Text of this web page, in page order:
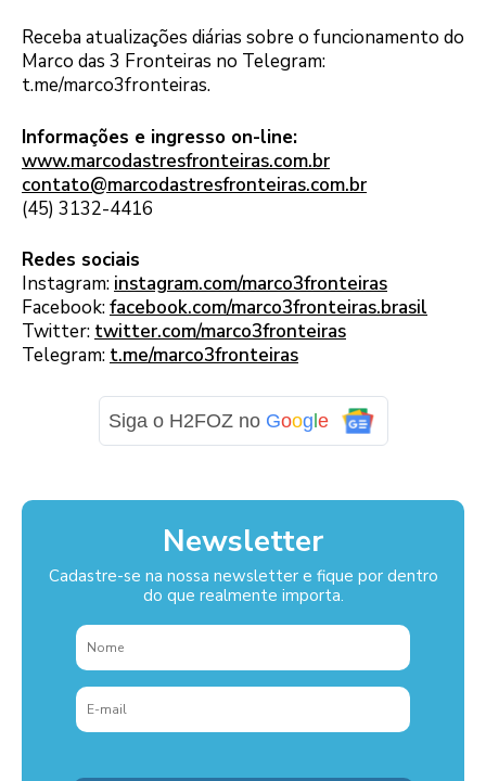
Receba atualizações diárias sobre o funcionamento do
Marco das 3 Fronteiras no Telegram:
t.me/marco3fronteiras.
Informações e ingresso on-line:
www.marcodastresfronteiras.com.br
contato@marcodastresfronteiras.com.br
(45) 3132-4416
Redes sociais
Instagram: instagram.com/marco3fronteiras
Facebook:facebook.com/marco3fronteiras.brasil
Twitter: twitter.com/marco3fronteiras
Telegram: t.me/marco3fronteiras
Siga o H2FOZ no Google
Newsletter
Cadastre-se na nossa newsletter e fique por dentro
do que realmente importa.